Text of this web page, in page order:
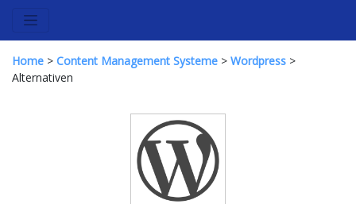
Home > Content Management Systeme > Wordpress >
Alternativen